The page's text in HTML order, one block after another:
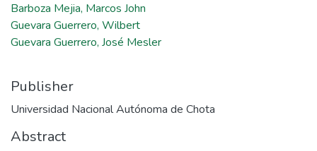
Barboza Mejia, Marcos John
Guevara Guerrero, Wilbert
Guevara Guerrero, José Mesler
Publisher
Universidad Nacional Autónoma de Chota
Abstract